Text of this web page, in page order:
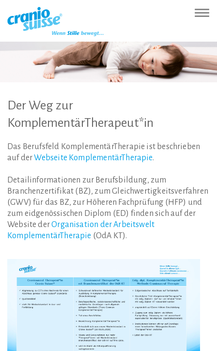
(Accesskey
Hauptnavigation
(Accesskey
Inhalt
(Accesskey
Sprachumschaltung
(Accesskey
DerWeg zur
KomplementärTherapeut*in
Das Berufsfeld KomplementärTherapie ist beschrieben
auf derWebseite KomplementärTherapie.
Detailinformationen zur Berufsbildung, zum
Branchenzertifikat (BZ), zum Gleichwertigkeitsverfahren
(GWV) für das BZ, zur Höheren Fachprüfung (HFP) und
zum eidgenössischen Diplom (ED) finden sich auf der
Website derOrganisation der Arbeitswelt
KomplementärTherapie (OdA KT).